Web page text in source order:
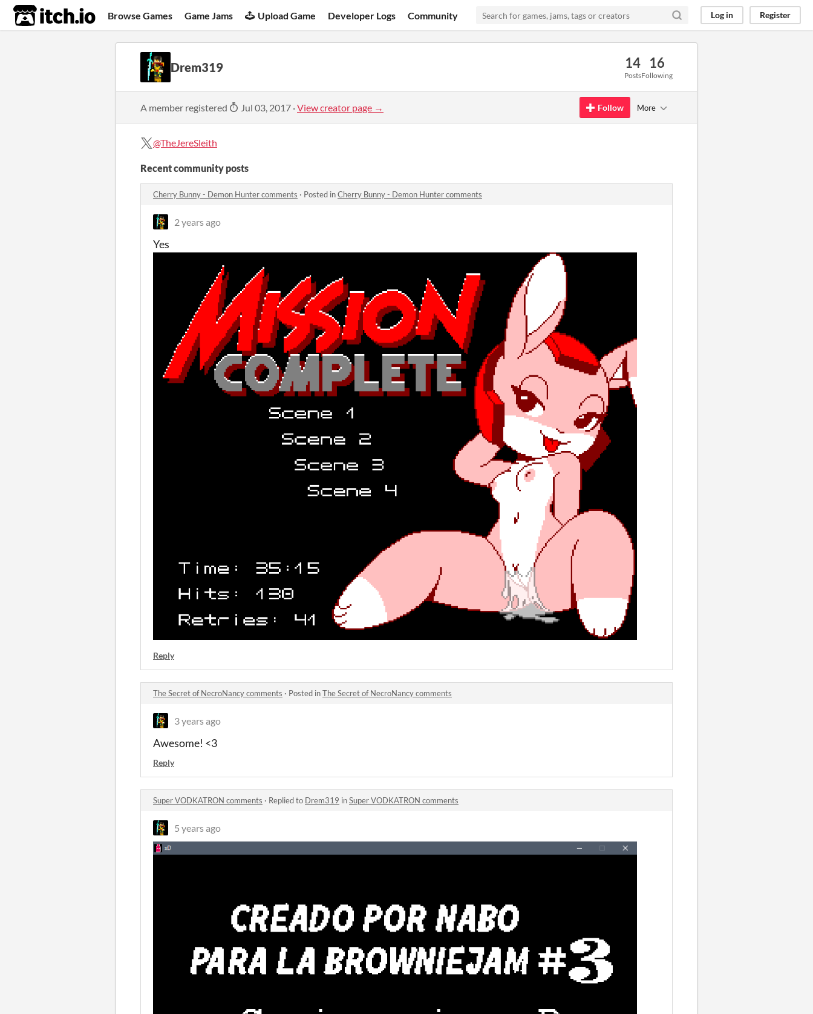
itch.io Browse Games Game Jams Upload Game Developer Logs Community Log in Register
Drem319 14
Posts
16
Following
A member registered Jul 03, 2017 ·View creator page → Follow More
@TheJereSleith
Recent community posts
Cherry Bunny - Demon Hunter comments · Posted inCherry Bunny - Demon Hunter comments
2 years ago
Yes
Reply
The Secret of NecroNancy comments · Posted inThe Secret of NecroNancy comments
3 years ago
Awesome! <3
Reply
Super VODKATRON comments · Replied to Drem319 inSuper VODKATRON comments
5 years ago